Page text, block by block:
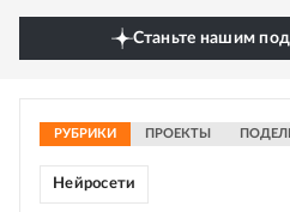
Станьте нашим
РУБРИКИ ПРОЕКТЫ
Нейросети